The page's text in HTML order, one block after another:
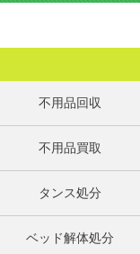
不用品回収
不用品買取
タンス処分
ベッド解体処分